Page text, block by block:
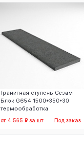
Гранитная ступень Сезам
Блэк G654 1500*350*30
термообработка
от 4 565 ₽ за шт Под заказ